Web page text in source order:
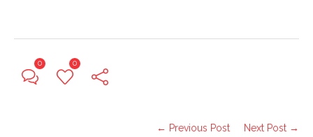
0 0
← Previous Post Next Post →